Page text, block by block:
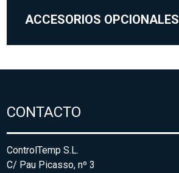
ACCESORIOS OPCIONALES
CONTACTO
ControlTemp S.L.
C/ Pau Picasso, nº 3